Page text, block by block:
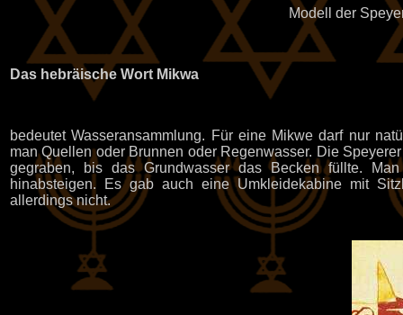
Modell der
Das hebräische Wort Mikwa
bedeutet Wasseransammlung. Für eine Mikwe darf nur
man Quellen oder Brunnen oder Regenwasser. Die
gegraben, bis das Grundwasser das Becken füllte.
hinabsteigen. Es gab auch eine Umkleidekabine mit
allerdings nicht.